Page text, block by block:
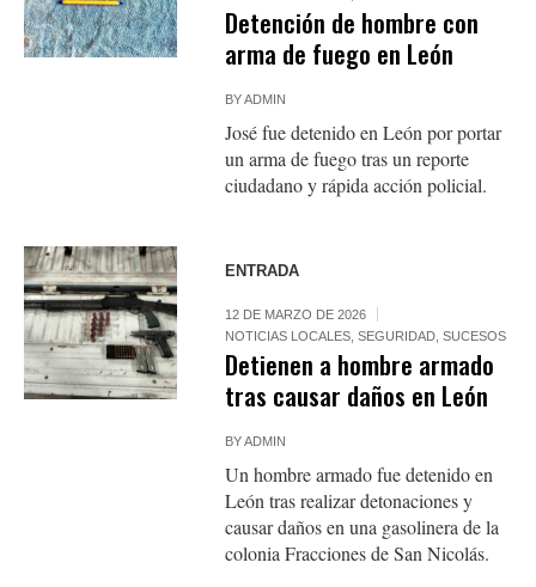
Detención de hombre con
arma de fuego en León
BYADMIN
José fue detenido en León por portar
un arma de fuego tras un reporte
ciudadano y rápida acción policial.
ENTRADA
12 DE MARZO DE 2026
NOTICIAS LOCALES ,SEGURIDAD ,SUCESOS
Detienen a hombre armado
tras causar daños en León
BYADMIN
Un hombre armado fue detenido en
León tras realizar detonaciones y
causar daños en una gasolinera de la
colonia Fracciones de San Nicolás.